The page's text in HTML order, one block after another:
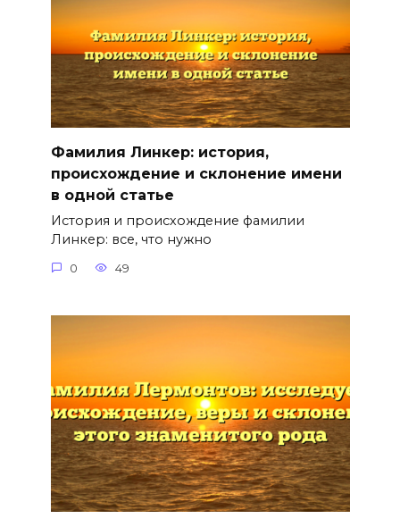
Фамилия Линкер: история,
происхождение и склонение имени
в одной статье
История и происхождение фамилии
Линкер: все, что нужно
0 49